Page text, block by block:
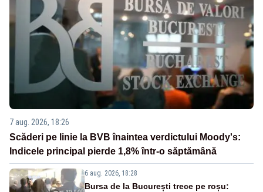
7 aug. 2026, 18:26
Scăderi pe linie la BVB înaintea verdictului Moody's:
Indicele principal pierde 1,8% într-o săptămână
6 aug. 2026, 18:28
Bursa de la București trece pe roșu: